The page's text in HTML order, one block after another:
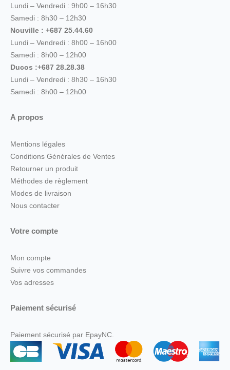
Lundi – Vendredi : 9h00 – 16h30
Samedi : 8h30 – 12h30
Nouville : +687 25.44.60
Lundi – Vendredi : 8h00 – 16h00
Samedi : 8h00 – 12h00
Ducos :+687 28.28.38
Lundi – Vendredi : 8h30 – 16h30
Samedi : 8h00 – 12h00
A propos
Mentions légales
Conditions Générales de Ventes
Retourner un produit
Méthodes de règlement
Modes de livraison
Nous contacter
Votre compte
Mon compte
Suivre vos commandes
Vos adresses
Paiement sécurisé
Paiement sécurisé par EpayNC.